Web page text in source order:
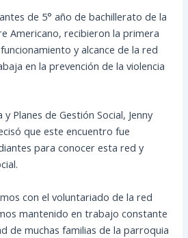
de 5° año de bachillerato de la
Americano, recibieron la primera
y alcance de la red
en la prevención de la violencia
Planes de Gestión Social, Jenny
que este encuentro fue
paraconocer esta red y
con el voluntariado de la red
mantenido en trabajo constante
de muchas familias de la parroquia